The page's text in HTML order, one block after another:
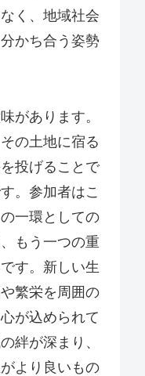
く、地域社会
かち合う姿勢
があります。
の土地に宿る
投げることで
。参加者はこ
一環としての
もう一つの重
す。新しい生
繁栄を周囲の
が込められて
絆が深まり、
より良いもの